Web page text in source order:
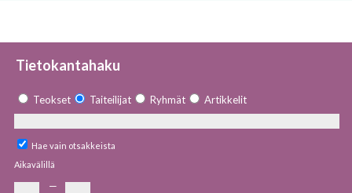
Tietokantahaku
Teokset Taiteilijat Ryhmät Artikkelit
Hae vain otsakkeista
Aikavälillä
—